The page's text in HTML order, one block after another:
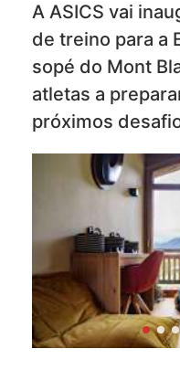
A ASICS vai
de treino para a
sopé do Mont
atletas a
próximos